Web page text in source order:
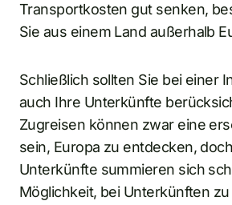
Transportkosten gut senken,
Sie aus einem Land außerhalb
Schließlich sollten Sie bei einer
auch Ihre Unterkünfte
Zugreisen können zwar eine
sein, Europa zu entdecken,
Unterkünfte summieren sich
Möglichkeit, bei Unterkünften